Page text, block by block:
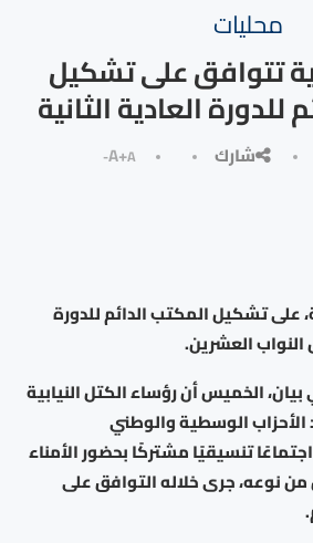
محليات
تتوافق على تشكيل
للدورة العادية الثانية
شارك A+A-
على تشكيل المكتب الدائم للدورة
النواب العشرين.
الخميس أن رؤساء الكتل النيابية
الأحزاب الوسطية والوطني
تنسيقيًا مشتركًا بحضور الأمناء
من نوعه، جرى خلاله التوافق على